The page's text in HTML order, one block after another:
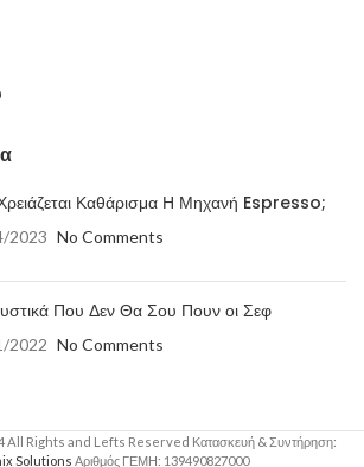
Χρειάζεται Καθάρισμα Η Μηχανή Espresso;
2023 No Comments
Που Δεν Θα Σου Πουν οι Σεφ
2022 No Comments
All Rights and Lefts Reserved Κατασκευή & Συντήρηση:
Solutions Αριθμός ΓΕΜΗ: 139490827000